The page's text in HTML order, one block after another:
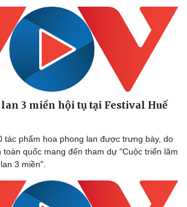
3 miền hội tụ tại Festival Huế
tác phẩm hoa phong lan được trưng bày, do
toàn quốc mang đến tham dự "Cuộc triển lãm
3 miền".